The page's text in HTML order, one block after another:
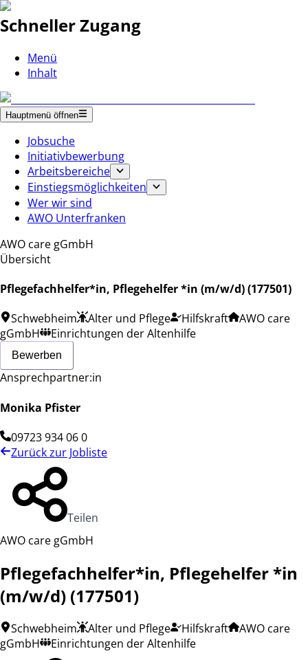
Schneller Zugang
Menü
Inhalt
Hauptmenü öffnen
Jobsuche
Initiativbewerbung
Arbeitsbereiche
Einstiegsmöglichkeiten
Wer wir sind
AWO Unterfranken
AWO care gGmbH
Übersicht
Pflegefachhelfer*in, Pflegehelfer *in (m/w/d) (177501)
Schwebheim
Alter und Pflege Hilfskraft
AWO care
gGmbH
Einrichtungen der Altenhilfe
Bewerben
Ansprechpartner:in
Monika Pfister
09723 934 06 0
Zurück zur Jobliste
Teilen
AWO care gGmbH
Pflegefachhelfer*in, Pflegehelfer *in
(m/w/d) (177501)
Schwebheim Alter und Pflege Hilfskraft
AWO care
gGmbH
Einrichtungen der Altenhilfe